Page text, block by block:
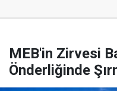
MEB'in Zirvesi
Önderliğinde